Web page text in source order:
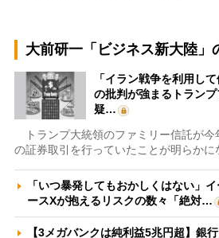
大前研一「ビジネス新大陸」
「イラン戦争を利用し
の批判が強まるトラン
疑…
トランプ大統領のファミリー信託が今
の証券取引を行っていたことが明らかに
「いつ暴発してもおかしくはない」
ースXが抱えるリスクの数々「絶対…
【3メガバンクは純利益5兆円超】銀